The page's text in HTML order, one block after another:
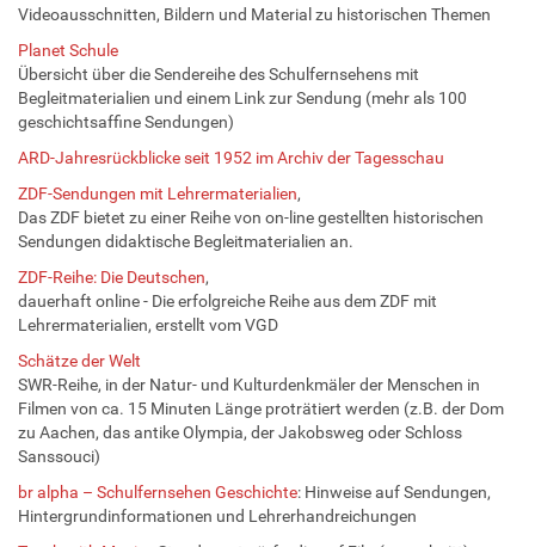
Videoausschnitten, Bildern und Material zu historischen Themen
Planet Schule
Übersicht über die Sendereihe des Schulfernsehens mit
Begleitmaterialien und einem Link zur Sendung (mehr als 100
geschichtsaffine Sendungen)
ARD-Jahresrückblicke seit 1952 im Archiv der Tagesschau
ZDF-Sendungen mit Lehrermaterialien,
Das ZDF bietet zu einer Reihe von on-line gestellten historischen
Sendungen didaktische Begleitmaterialien an.
ZDF-Reihe: Die Deutschen,
dauerhaft online - Die erfolgreiche Reihe aus dem ZDF mit
Lehrermaterialien, erstellt vom VGD
Schätze der Welt
SWR-Reihe, in der Natur- und Kulturdenkmäler der Menschen in
Filmen von ca. 15 Minuten Länge proträtiert werden (z.B. der Dom
zu Aachen, das antike Olympia, der Jakobsweg oder Schloss
Sanssouci)
br alpha – Schulfernsehen Geschichte: Hinweise auf Sendungen,
Hintergrundinformationen und Lehrerhandreichungen